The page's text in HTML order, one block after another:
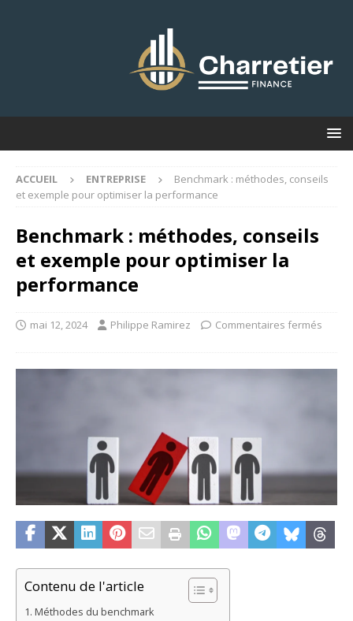
ACCUEIL ENTREPRISE
Benchmark : méthodes, conseils
et exemple pour optimiser la performance
Benchmark : méthodes, conseils
et exemple pour optimiser la
performance
mai 12, 2024 Philippe Ramirez Commentaires fermés
Contenu de l'article
Méthodes du benchmark